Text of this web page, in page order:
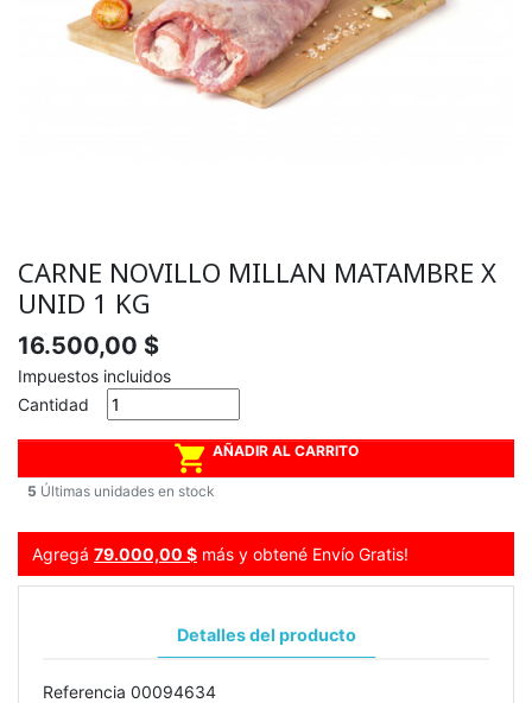
CARNE NOVILLO MILLAN MATAMBRE X
UNID 1 KG
16.500,00 $
Impuestos incluidos
Cantidad
 AÑADIR AL CARRITO
5 Últimas unidades en stock
Agregá 79.000,00 $ más y obtené Envío Gratis!
Detalles del producto
Referencia 00094634